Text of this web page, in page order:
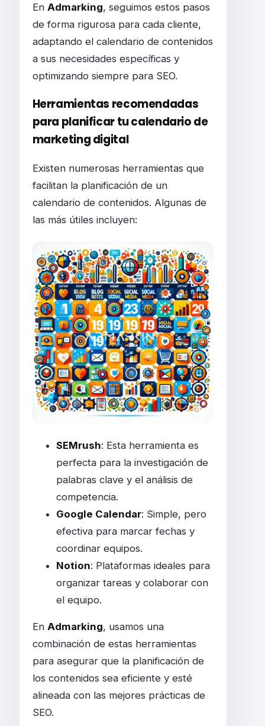
En Admarking, seguimos estos pasos
de forma rigurosa para cada cliente,
adaptando el calendario de contenidos
a sus necesidades específicas y
optimizando siempre para SEO.
Herramientas recomendadas
para planificar tu calendario de
marketing digital
Existen numerosas herramientas que
facilitan la planificación de un
calendario de contenidos. Algunas de
las más útiles incluyen:
SEMrush: Esta herramienta es
perfecta para la investigación de
palabras clave y el análisis de
competencia.
Google Calendar: Simple, pero
efectiva para marcar fechas y
coordinar equipos.
Notion: Plataformas ideales para
organizar tareas y colaborar con
el equipo.
En Admarking, usamos una
combinación de estas herramientas
para asegurar que la planificación de
los contenidos sea eficiente y esté
alineada con las mejores prácticas de
SEO.